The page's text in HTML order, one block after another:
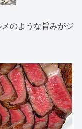
のような旨みがジ